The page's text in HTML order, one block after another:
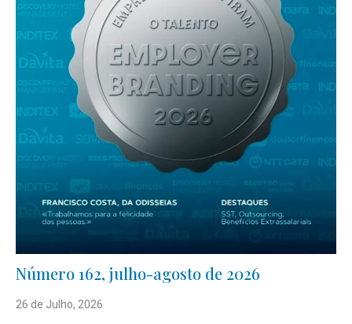
Número 162, julho-agosto de 2026
26 de Julho, 2026